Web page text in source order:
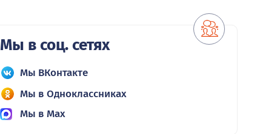
Мы в соц. сетях
Мы ВКонтакте
Мы в Одноклассниках
Мы в Max